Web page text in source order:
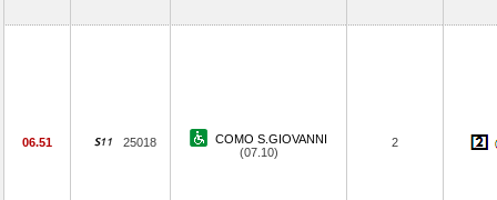
06.51 25018
COMO S.GIOVANNI
(07.10)
2